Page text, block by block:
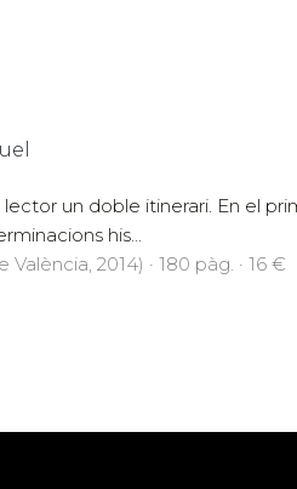
un doble itinerari. En el
his...
2014) · 180 pàg. · 16 €